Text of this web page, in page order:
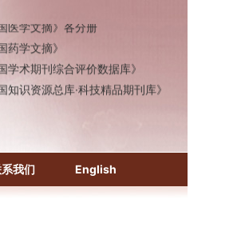
药学文摘》
学术期刊综合评价数据库》
知识资源总库·科技精品期刊库》
我们 English